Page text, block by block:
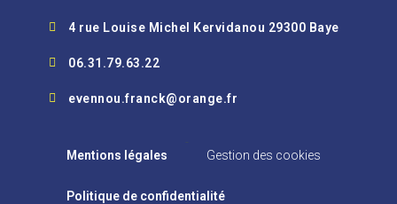
4 rue Louise Michel Kervidanou 29300 Baye
06.31.79.63.22
evennou.franck@orange.fr
Mentions légales
Gestion des cookies
Politique de confidentialité